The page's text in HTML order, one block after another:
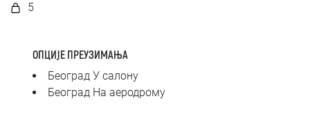
5
ОПЦИЈЕ ПРЕУЗИМАЊА
Београд У салону
Београд На аеродрому